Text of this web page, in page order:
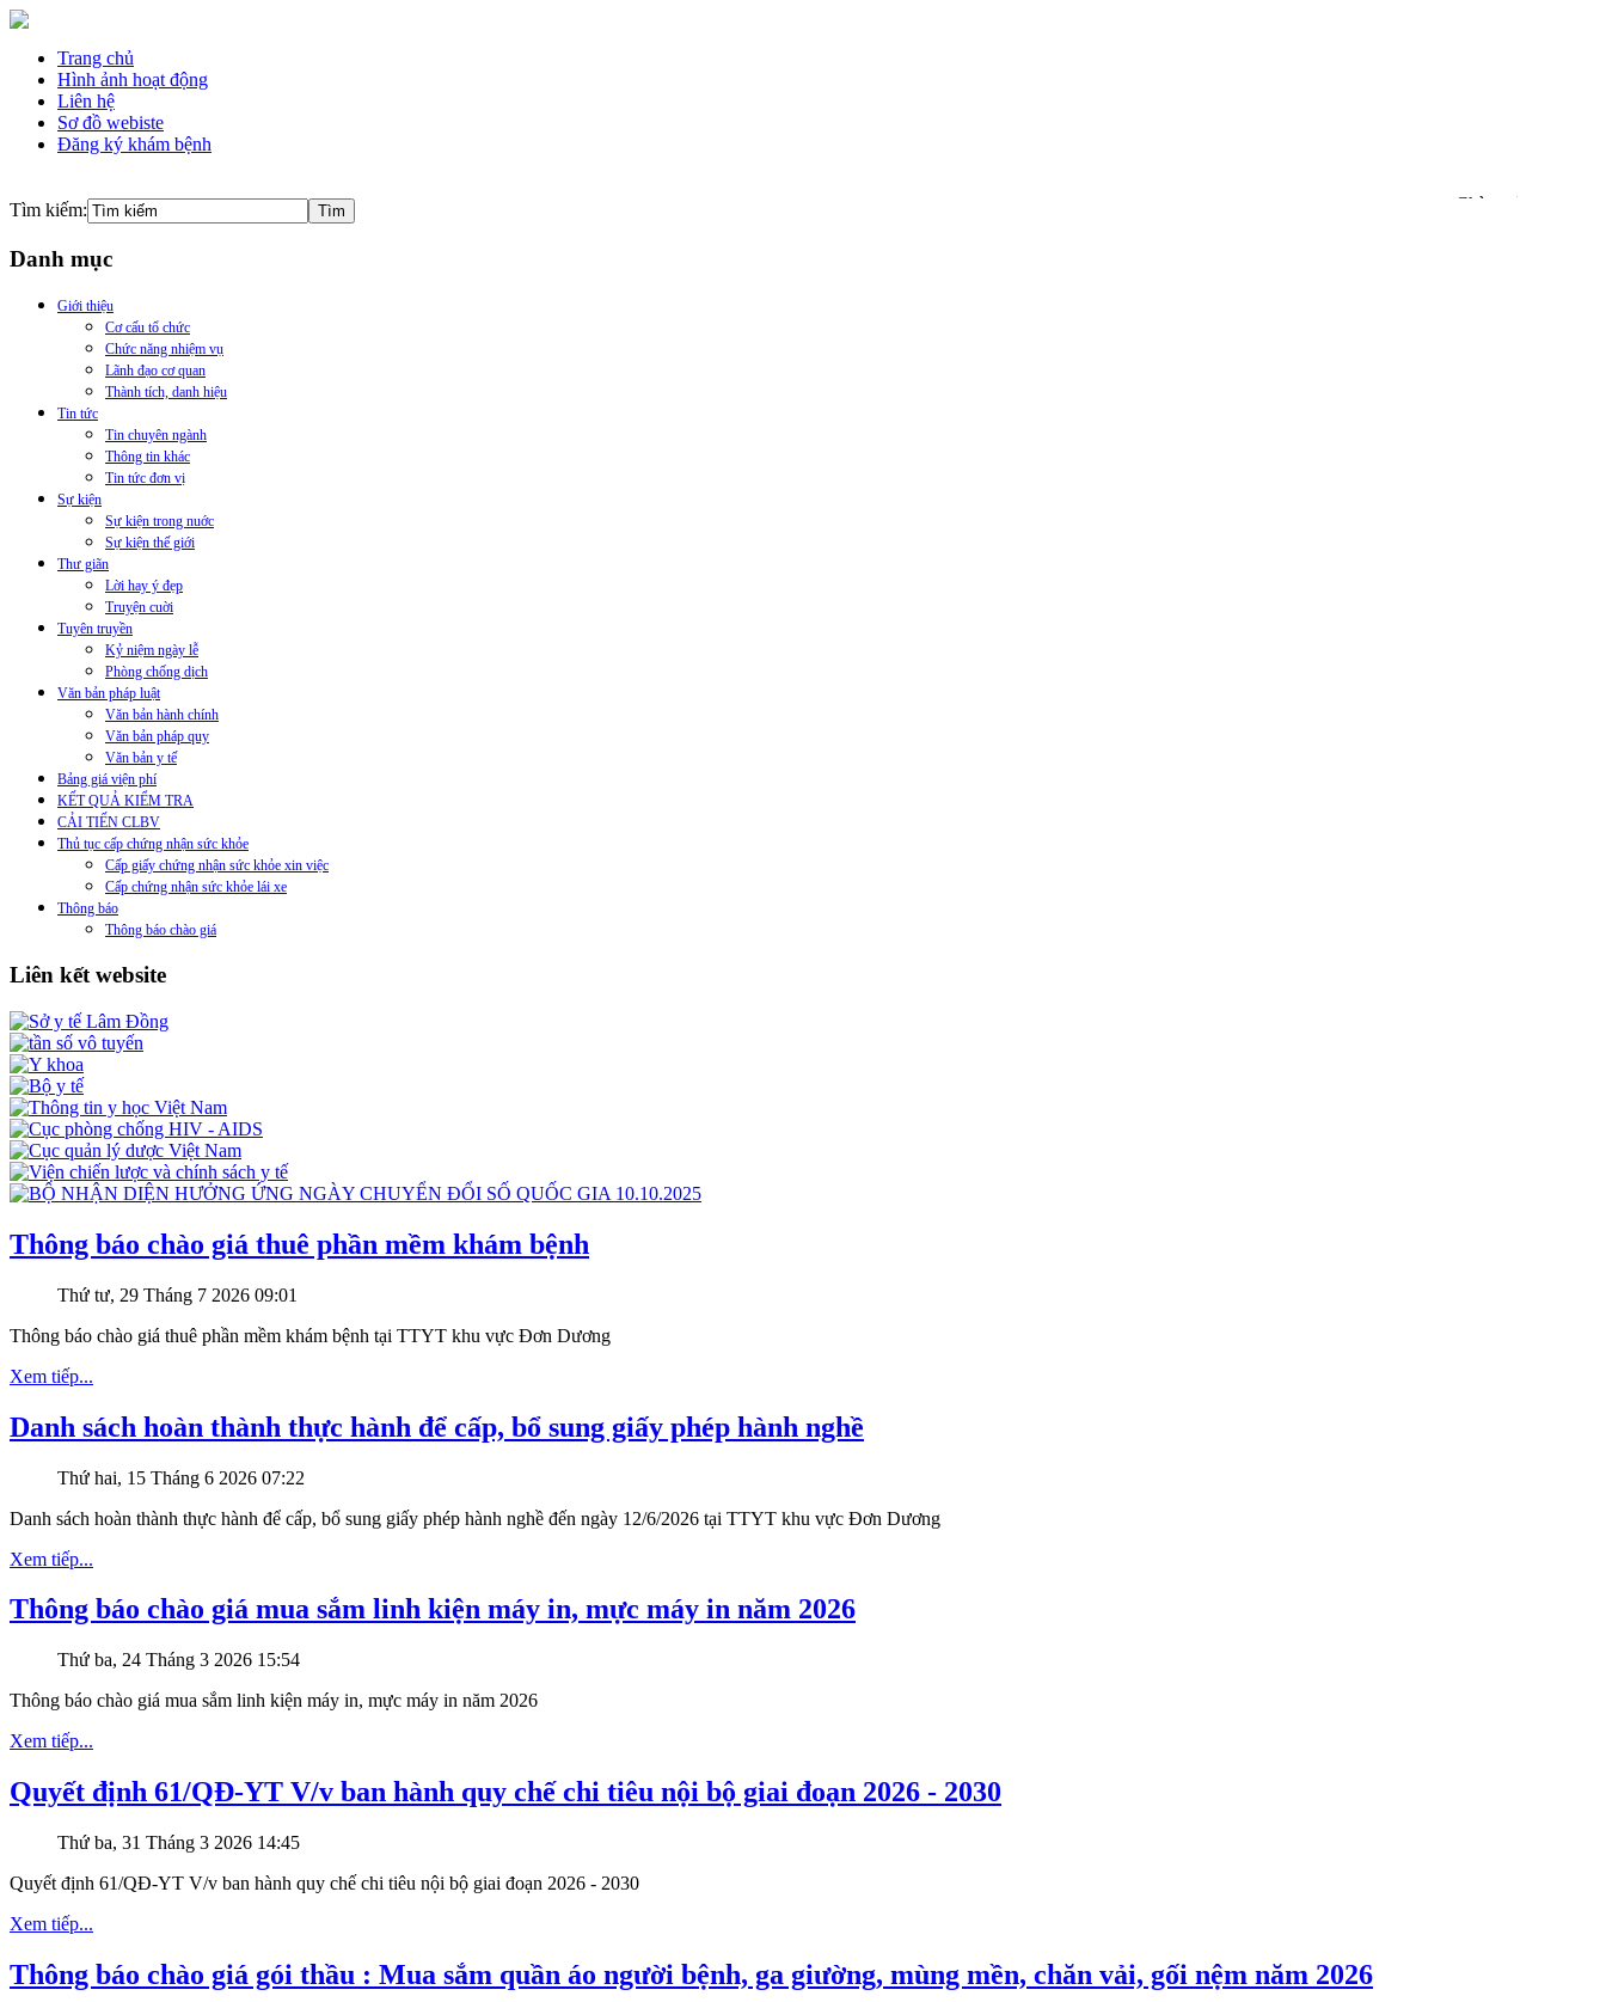
Trang chủ
Hình ảnh hoạt động
Liên hệ
Sơ đồ webiste
Đăng ký khám bệnh
Chào mừng các
Tìm kiếm:
Danh mục
Giới thiệu
Cơ cấu tổ chức
Chức năng nhiệm vụ
Lãnh đạo cơ quan
Thành tích, danh hiệu
Tin tức
Tin chuyên ngành
Thông tin khác
Tin tức đơn vị
Sự kiện
Sự kiện trong nuớc
Sự kiện thế giới
Thư giãn
Lời hay ý đẹp
Truyện cuời
Tuyên truyền
Kỷ niệm ngày lễ
Phòng chống dịch
Văn bản pháp luật
Văn bản hành chính
Văn bản pháp quy
Văn bản y tế
Bảng giá viện phí
KẾT QUẢ KIỂM TRA
CẢI TIẾN CLBV
Thủ tục cấp chứng nhận sức khỏe
Cấp giấy chứng nhận sức khỏe xin việc
Cấp chứng nhận sức khỏe lái xe
Thông báo
Thông báo chào giá
Liên kết website
Thông báo chào giá thuê phần mềm khám bệnh
Thứ tư, 29 Tháng 7 2026 09:01
Thông báo chào giá thuê phần mềm khám bệnh tại TTYT khu vực Đơn Dương
Xem tiếp...
Danh sách hoàn thành thực hành để cấp, bổ sung giấy phép hành nghề
Thứ hai, 15 Tháng 6 2026 07:22
Danh sách hoàn thành thực hành để cấp, bổ sung giấy phép hành nghề đến ngày 12/6/2026 tại TTYT khu vực Đơn Dương
Xem tiếp...
Thông báo chào giá mua sắm linh kiện máy in, mực máy in năm 2026
Thứ ba, 24 Tháng 3 2026 15:54
Thông báo chào giá mua sắm linh kiện máy in, mực máy in năm 2026
Xem tiếp...
Quyết định 61/QĐ-YT V/v ban hành quy chế chi tiêu nội bộ giai đoạn 2026 - 2030
Thứ ba, 31 Tháng 3 2026 14:45
Quyết định 61/QĐ-YT V/v ban hành quy chế chi tiêu nội bộ giai đoạn 2026 - 2030
Xem tiếp...
Thông báo chào giá gói thầu : Mua sắm quần áo người bệnh, ga giường, mùng mền, chăn vải, gối nệm năm 2026